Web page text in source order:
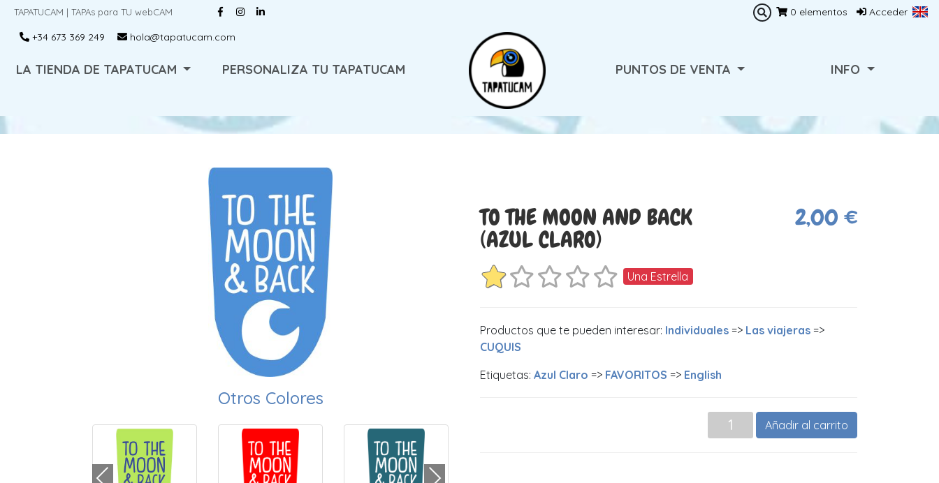
TAPATUCAM | TAPAs para TU webCAM Acceder
0 elementos
+34 673 369 249
hola@tapatucam.com
LA TIENDA DE TAPATUCAM PERSONALIZA TU TAPATUCAM PUNTOS DE VENTA INFO
Otros Colores
TO THE MOON AND BACK
(AZUL CLARO)
2,00 €
Una Estrella
Productos que te pueden interesar: Individuales => Las viajeras =>
CUQUIS
Etiquetas: Azul Claro => FAVORITOS => English
Añadir al carrito